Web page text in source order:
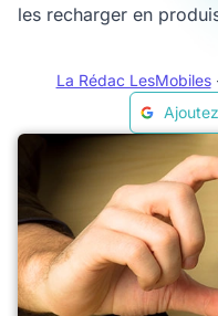
les recharger en
La Rédac LesMobiles